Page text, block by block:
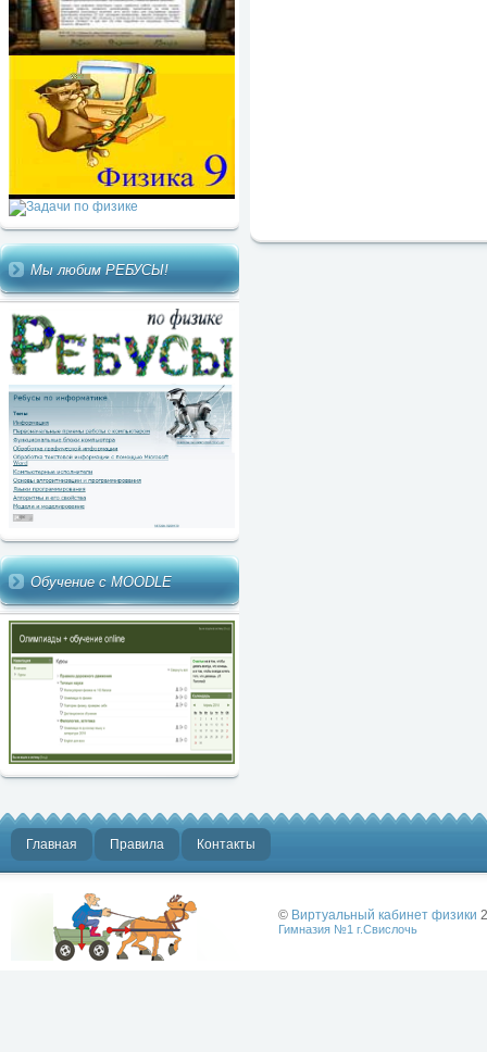
Мы любим РЕБУСЫ!
Обучение с MOODLE
Главная Правила Контакты
© Виртуальный кабинет физики
Гимназия №1 г.Свислочь